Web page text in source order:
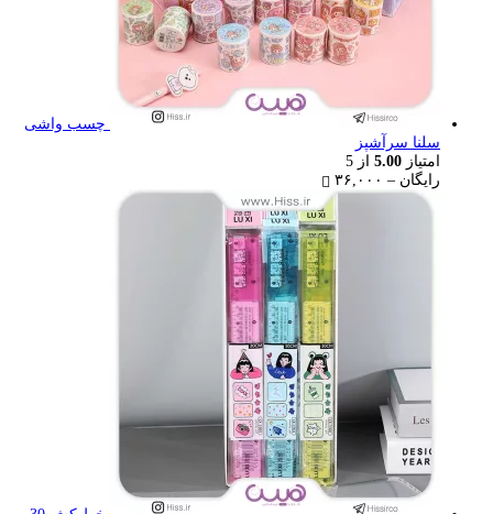
چسب واشی
سلنا سرآشپز
امتیاز 5.00 از 5
رایگان – ۳۶,۰۰۰
range:
رایگان
through
۳۶,۰۰۰ تومان